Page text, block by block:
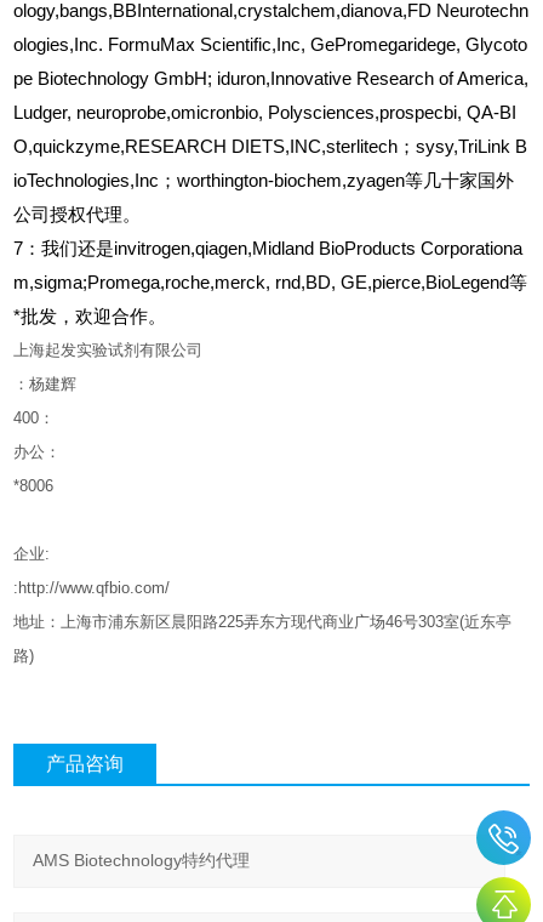
ology,bangs,BBInternational,crystalchem,dianova,FD Neurotechn
ologies,Inc. FormuMax Scientific,Inc, GePromegaridege, Glycoto
pe Biotechnology GmbH; iduron,Innovative Research of America,
Ludger, neuroprobe,omicronbio, Polysciences,prospecbi, QA-BI
O,quickzyme,RESEARCH DIETS,INC,sterlitech；sysy,TriLink B
ioTechnologies,Inc；worthington-biochem,zyagen等几十家国外
公司授权代理。
7：我们还是invitrogen,qiagen,Midland BioProducts Corporationa
m,sigma;Promega,roche,merck, rnd,BD, GE,pierce,BioLegend等
*批发，欢迎合作。
上海起发实验试剂有限公司
：杨建辉
400 ：
办公：
*8006
企业:
:http://www.qfbio.com/
地址：上海市浦东新区晨阳路225弄东方现代商业广场46号303室(近东亭
路)
产品咨询